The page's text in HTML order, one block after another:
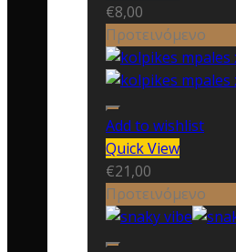
€8,00
Προτεινόμενο
Add to wishlist
Quick View
€21,00
Προτεινόμενο